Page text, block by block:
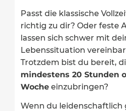
Passt die klassische
richtig zu dir? Oder feste
lassen sich schwer mit
Lebenssituation
Trotzdem bist du bereit,
mindestens 20 Stunden
Wocheeinzubringen?
Wenn du leidenschaftlich